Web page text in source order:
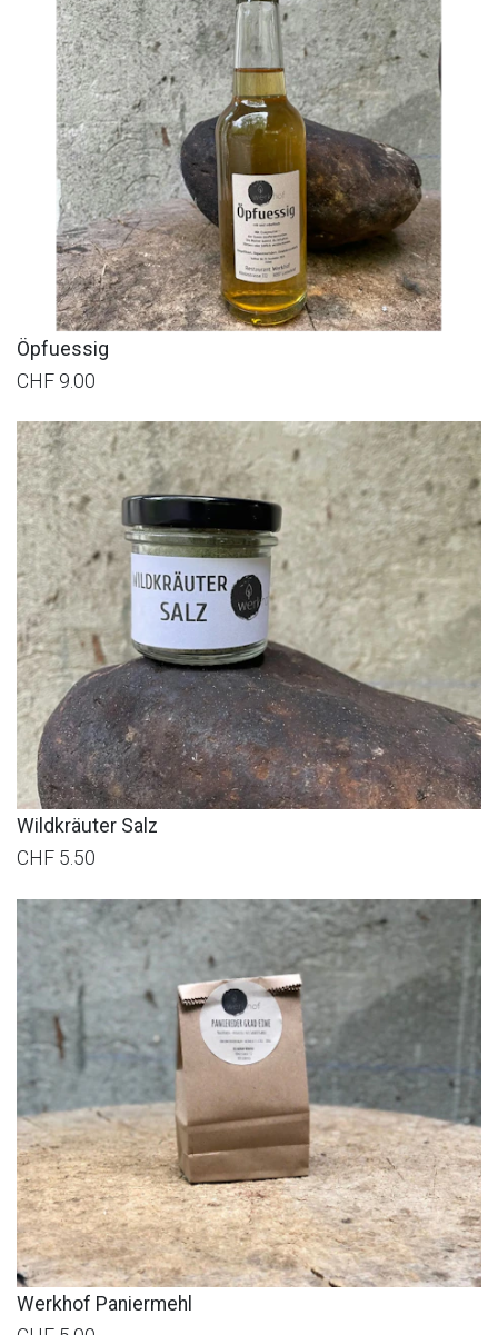
Öpfuessig
CHF 9.00
Wildkräuter Salz
CHF 5.50
Werkhof Paniermehl